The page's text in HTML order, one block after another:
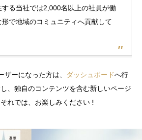
する当社では2,000名以上の社員が働
で地域のコミュニティへ貢献して
ーになった方は、 ダッシュボードへ行
、独自のコンテンツを含む新しいページ
れでは、お楽しみください !